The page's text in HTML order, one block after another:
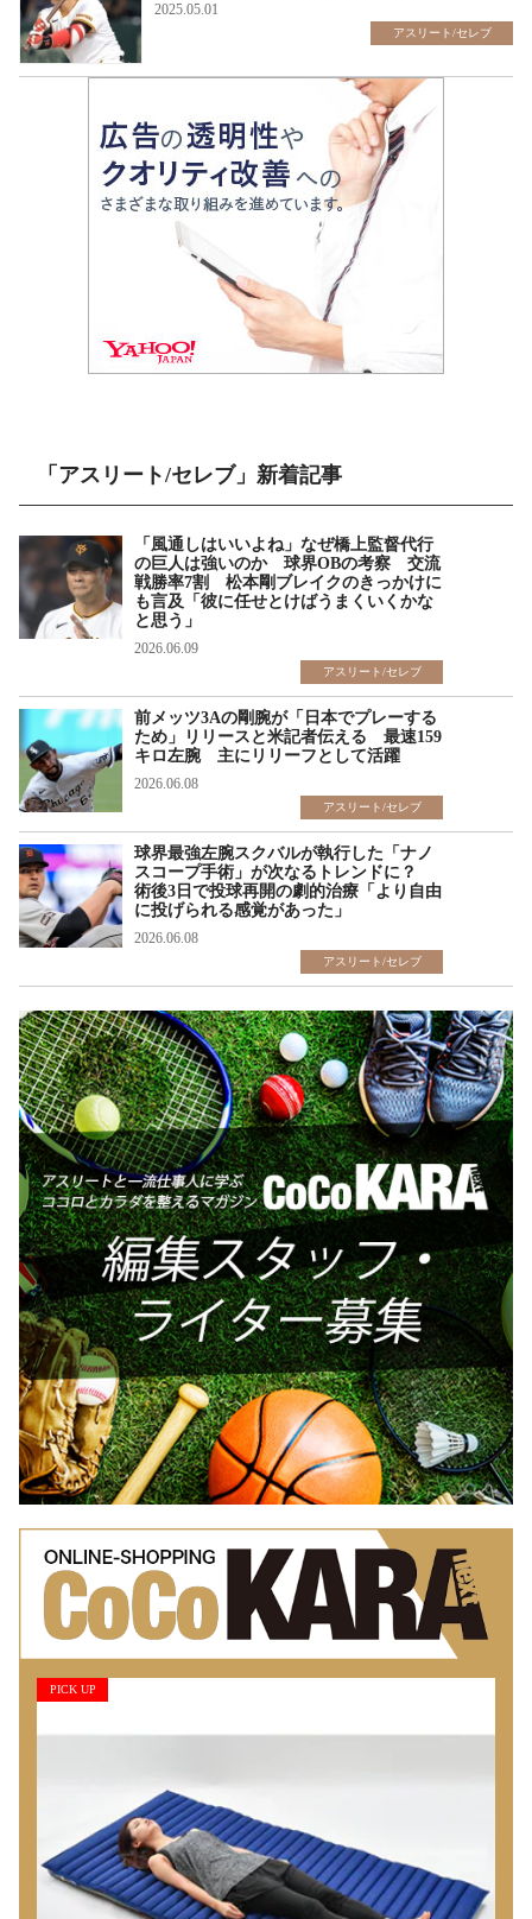
2025.05.01
アスリート/セレブ
「アスリート/セレブ」新着記事
「風通しはいいよね」なぜ橋上監督代行
の巨人は強いのか 球界OBの考察 交流
戦勝率7割 松本剛ブレイクのきっかけに
も言及「彼に任せとけばうまくいくかな
と思う」
2026.06.09
アスリート/セレブ
前メッツ3Aの剛腕が「日本でプレーする
ため」リリースと米記者伝える 最速159
キロ左腕 主にリリーフとして活躍
2026.06.08
アスリート/セレブ
球界最強左腕スクバルが執行した「ナノ
スコープ手術」が次なるトレンドに？
術後3日で投球再開の劇的治療「より自由
に投げられる感覚があった」
2026.06.08
アスリート/セレブ
PICK UP